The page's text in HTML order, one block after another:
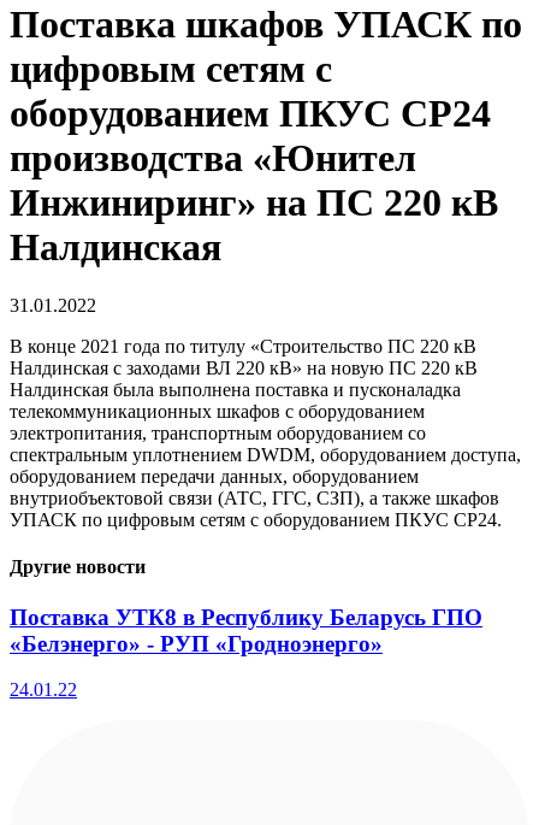
Поставка шкафов УПАСК по
цифровым сетям с
оборудованием ПКУС СР24
производства «Юнител
Инжиниринг» на ПС 220 кВ
Налдинская
31.01.2022
В конце 2021 года по титулу «Строительство ПС 220 кВ
Налдинская с заходами ВЛ 220 кВ» на новую ПС 220 кВ
Налдинская была выполнена поставка и пусконаладка
телекоммуникационных шкафов с оборудованием
электропитания, транспортным оборудованием со
спектральным уплотнением DWDM, оборудованием доступа,
оборудованием передачи данных, оборудованием
внутриобъектовой связи (АТС, ГГС, СЗП), а также шкафов
УПАСК по цифровым сетям с оборудованием ПКУС СР24.
Другие новости
Поставка УТК8 в Республику Беларусь ГПО
«Белэнерго» - РУП «Гродноэнерго»
24.01.22